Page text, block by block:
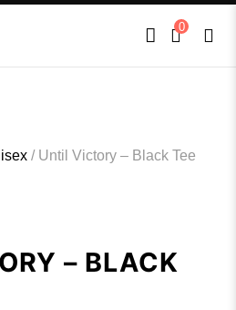
LÄNGRE LEVERANSTID - FRI FRAKT
0
/Until Victory – Black Tee
– BLACK